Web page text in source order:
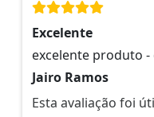
Excelente
excelente produto
Jairo Ramos
Esta avaliação foi